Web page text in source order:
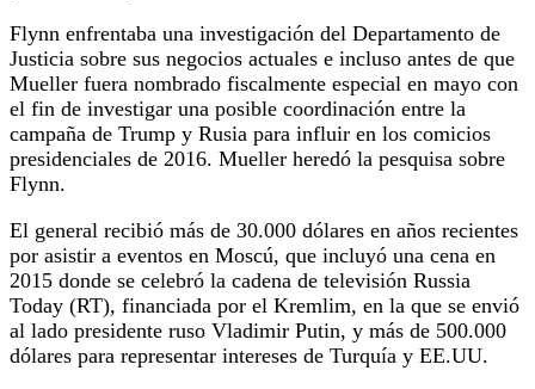
Flynn enfrentaba una investigación del Departamento de
Justicia sobre sus negocios actuales e incluso antes de que
Mueller fuera nombrado fiscalmente especial en mayo con
el fin de investigar una posible coordinación entre la
campaña de Trump y Rusia para influir en los comicios
presidenciales de 2016. Mueller heredó la pesquisa sobre
Flynn.
El general recibió más de 30.000 dólares en años recientes
por asistir a eventos en Moscú, que incluyó una cena en
2015 donde se celebró la cadena de televisión Russia
Today (RT), financiada por el Kremlim, en la que se envió
al lado presidente ruso Vladimir Putin, y más de 500.000
dólares para representar intereses de Turquía y EE.UU.